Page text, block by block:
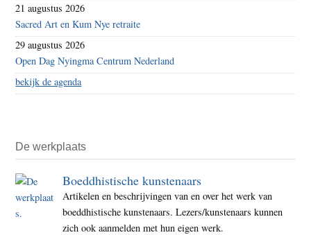
21 augustus 2026
Sacred Art en Kum Nye retraite
29 augustus 2026
Open Dag Nyingma Centrum Nederland
bekijk de agenda
De werkplaats
Boeddhistische kunstenaars
Artikelen en beschrijvingen van en over het werk van
boeddhistische kunstenaars. Lezers/kunstenaars kunnen
zich ook aanmelden met hun eigen werk.